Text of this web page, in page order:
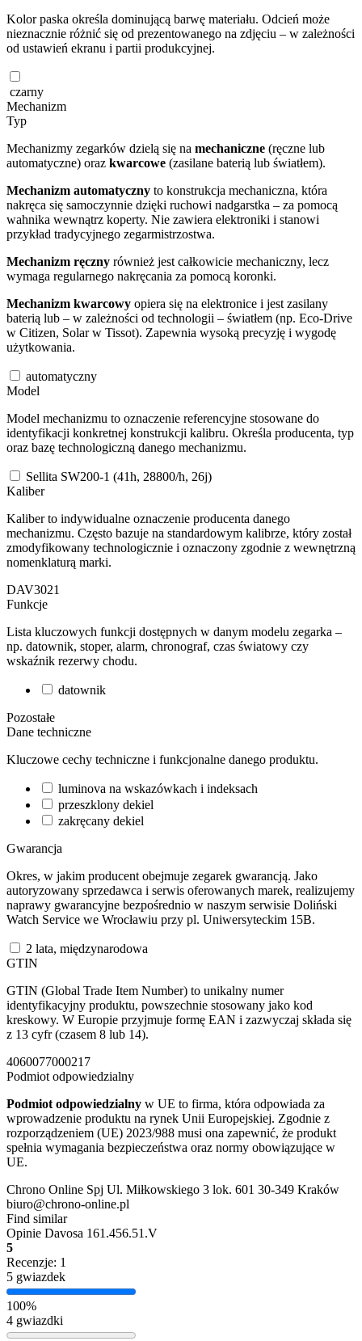
Kolor paska określa dominującą barwę materiału. Odcień może
nieznacznie różnić się od prezentowanego na zdjęciu – w zależności
od ustawień ekranu i partii produkcyjnej.
czarny
Mechanizm
Typ
Mechanizmy zegarków dzielą się na mechaniczne (ręczne lub
automatyczne) oraz kwarcowe (zasilane baterią lub światłem).
Mechanizm automatyczny to konstrukcja mechaniczna, która
nakręca się samoczynnie dzięki ruchowi nadgarstka – za pomocą
wahnika wewnątrz koperty. Nie zawiera elektroniki i stanowi
przykład tradycyjnego zegarmistrzostwa.
Mechanizm ręczny również jest całkowicie mechaniczny, lecz
wymaga regularnego nakręcania za pomocą koronki.
Mechanizm kwarcowy opiera się na elektronice i jest zasilany
baterią lub – w zależności od technologii – światłem (np. Eco-Drive
w Citizen, Solar w Tissot). Zapewnia wysoką precyzję i wygodę
użytkowania.
automatyczny
Model
Model mechanizmu to oznaczenie referencyjne stosowane do
identyfikacji konkretnej konstrukcji kalibru. Określa producenta, typ
oraz bazę technologiczną danego mechanizmu.
Sellita SW200-1 (41h, 28800/h, 26j)
Kaliber
Kaliber to indywidualne oznaczenie producenta danego
mechanizmu. Często bazuje na standardowym kalibrze, który został
zmodyfikowany technologicznie i oznaczony zgodnie z wewnętrzną
nomenklaturą marki.
DAV3021
Funkcje
Lista kluczowych funkcji dostępnych w danym modelu zegarka –
np. datownik, stoper, alarm, chronograf, czas światowy czy
wskaźnik rezerwy chodu.
datownik
Pozostałe
Dane techniczne
Kluczowe cechy techniczne i funkcjonalne danego produktu.
luminova na wskazówkach i indeksach
przeszklony dekiel
zakręcany dekiel
Gwarancja
Okres, w jakim producent obejmuje zegarek gwarancją. Jako
autoryzowany sprzedawca i serwis oferowanych marek, realizujemy
naprawy gwarancyjne bezpośrednio w naszym serwisie Doliński
Watch Service we Wrocławiu przy pl. Uniwersyteckim 15B.
2 lata, międzynarodowa
GTIN
GTIN (Global Trade Item Number) to unikalny numer
identyfikacyjny produktu, powszechnie stosowany jako kod
kreskowy. W Europie przyjmuje formę EAN i zazwyczaj składa się
z 13 cyfr (czasem 8 lub 14).
4060077000217
Podmiot odpowiedzialny
Podmiot odpowiedzialny w UE to firma, która odpowiada za
wprowadzenie produktu na rynek Unii Europejskiej. Zgodnie z
rozporządzeniem (UE) 2023/988 musi ona zapewnić, że produkt
spełnia wymagania bezpieczeństwa oraz normy obowiązujące w
UE.
Chrono Online Spj Ul. Miłkowskiego 3 lok. 601 30-349 Kraków
biuro@chrono-online.pl
Find similar
Opinie Davosa 161.456.51.V
5
Recenzje: 1
5 gwiazdek
100%
4 gwiazdki